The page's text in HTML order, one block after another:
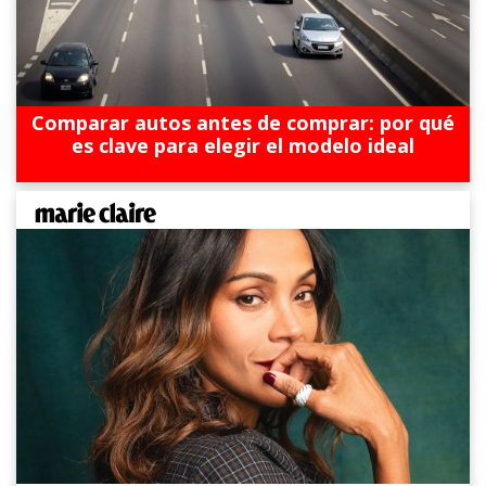
Comparar autos antes de comprar: por qué
es clave para elegir el modelo ideal